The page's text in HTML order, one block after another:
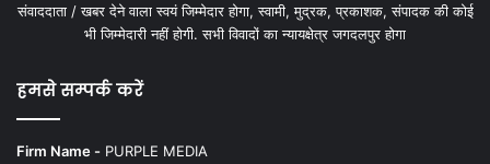
संवाददाता / खबर देने वाला स्वयं जिम्मेदार होगा, स्वामी, मुद्रक, प्रकाशक, संपादक की कोई
भी जिम्मेदारी नहीं होगी. सभी विवादों का न्यायक्षेत्र जगदलपुर होगा
हमसे सम्पर्क करें
Firm Name - PURPLE MEDIA